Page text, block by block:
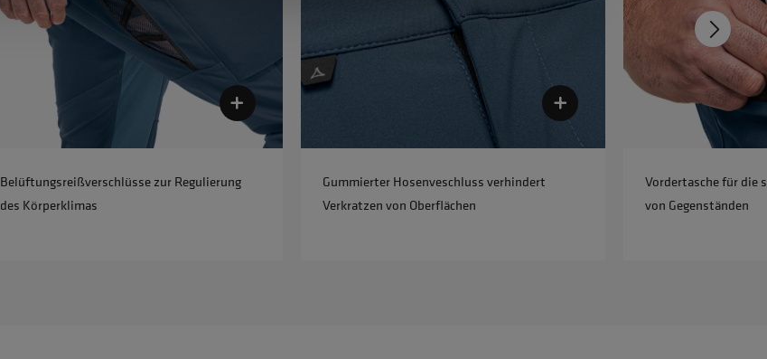
Belüftungsreißverschlüsse zur Regulierung
des Körperklimas
Gummierter Hosenveschluss verhindert
Verkratzen von Oberflächen
Vordertasche für die
von Gegenständen